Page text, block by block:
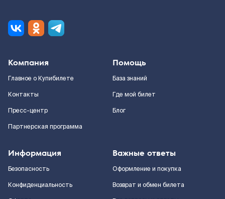
Компания
Главное о Купибилете
Контакты
Пресс-центр
Партнерская программа
Помощь
База знаний
Где мой билет
Блог
Информация
Безопасность
Конфиденциальность
Важные ответы
Оформление и покупка
Возврат и обмен билета